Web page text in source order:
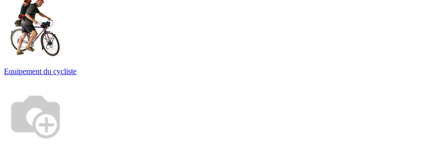
Equipement du cycliste